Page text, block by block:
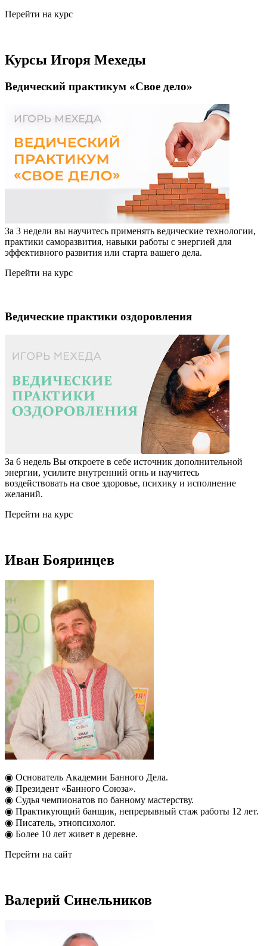
Перейти на курс
Курсы Игоря Мехеды
Ведический практикум «Свое дело»
За 3 недели вы научитесь применять ведические технологии,
практики саморазвития, навыки работы с энергией для
эффективного развития или старта вашего дела.
Перейти на курс
Ведические практики оздоровления
За 6 недель Вы откроете в себе источник дополнительной
энергии, усилите внутренний огнь и научитесь
воздействовать на свое здоровье, психику и исполнение
желаний.
Перейти на курс
Иван Бояринцев
◉ Основатель Академии Банного Дела.
◉ Президент «Банного Союза».
◉ Судья чемпионатов по банному мастерству.
◉ Практикующий банщик, непрерывный стаж работы 12 лет.
◉ Писатель, этнопсихолог.
◉ Более 10 лет живет в деревне.
Перейти на сайт
Валерий Синельников